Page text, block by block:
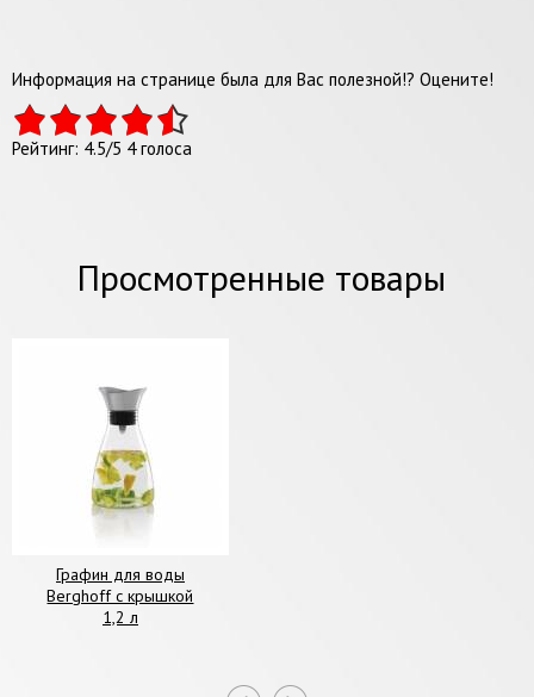
Информация на странице была для Вас полезной!? Оцените!
Рейтинг: 4.5/5 4голоса
Просмотренные товары
Графин для воды
Berghoff с крышкой
1,2 л